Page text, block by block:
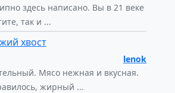
здесь написано. Вы в 21 веке
так и ...
хвост
lenok
Мясо нежная и вкусная.
жирный ...